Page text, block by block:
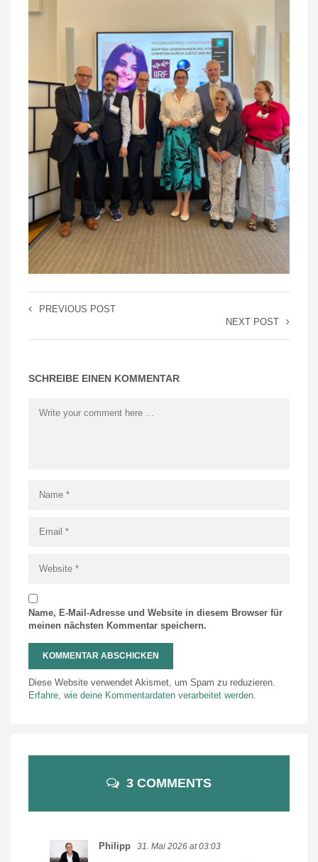
PREVIOUS POST
NEXT POST
SCHREIBE EINEN KOMMENTAR
Name, E-Mail-Adresse und Website in diesem Browser für
meinen nächsten Kommentar speichern.
Diese Website verwendet Akismet, um Spam zu reduzieren.
Erfahre, wie deine Kommentardaten verarbeitet werden.
3 COMMENTS
Philipp 31. Mai 2026 at 03:03